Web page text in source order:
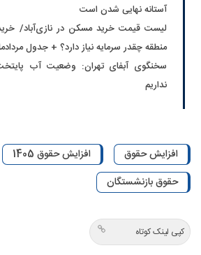
آستانه نهایی شدن است
منطقه چقدر سرمایه نیاز دارد؟ + جدول مردادماه
سخنگوی آبفای تهران: وضعیت آب
نداریم
افزایش حقوق افزایش حقوق 1405
حقوق بازنشستگان
کپی لینک کوتاه